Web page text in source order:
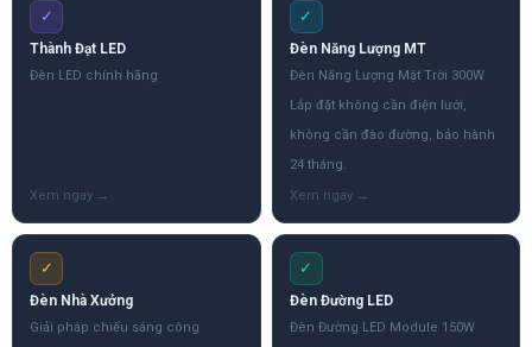
✓
Thành Đạt LED
Đèn LED chính hãng
✓
Đèn Năng Lượng MT
Đèn Năng Lượng Mặt Trời 300W
Lắp đặt không cần điện lưới,
không cần đào đường, bảo hành
24 tháng.
✓
Đèn Nhà Xưởng
Giải pháp chiếu sáng công
✓
Đèn Đường LED
Đèn Đường LED Module 150W